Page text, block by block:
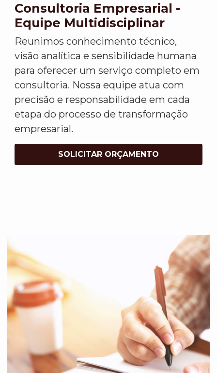
Consultoria Empresarial -
Equipe Multidisciplinar
Reunimos conhecimento técnico,
visão analítica e sensibilidade humana
para oferecer um serviço completo em
consultoria. Nossa equipe atua com
precisão e responsabilidade em cada
etapa do processo de transformação
empresarial.
SOLICITAR ORÇAMENTO